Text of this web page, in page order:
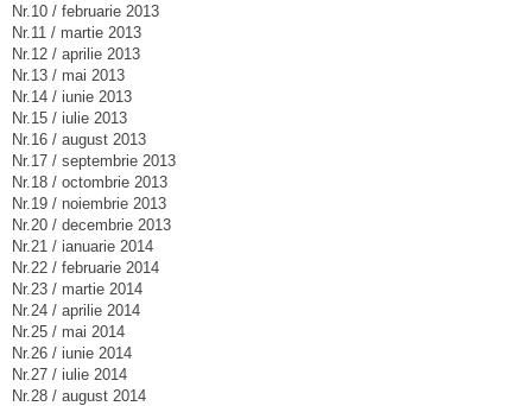
Nr.10 / februarie 2013
Nr.11 / martie 2013
Nr.12 / aprilie 2013
Nr.13 / mai 2013
Nr.14 / iunie 2013
Nr.15 / iulie 2013
Nr.16 / august 2013
Nr.17 / septembrie 2013
Nr.18 / octombrie 2013
Nr.19 / noiembrie 2013
Nr.20 / decembrie 2013
Nr.21 / ianuarie 2014
Nr.22 / februarie 2014
Nr.23 / martie 2014
Nr.24 / aprilie 2014
Nr.25 / mai 2014
Nr.26 / iunie 2014
Nr.27 / iulie 2014
Nr.28 / august 2014